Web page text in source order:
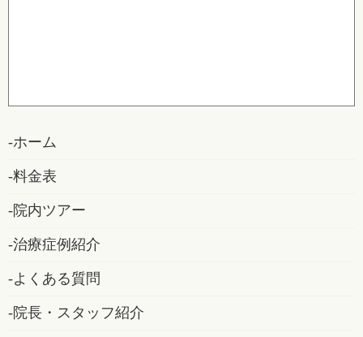
ホーム
料金表
院内ツアー
治療症例紹介
よくある質問
院長・スタッフ紹介